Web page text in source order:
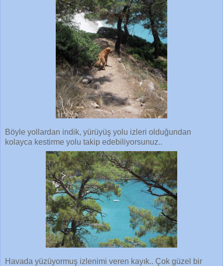
Böyle yollardan indik, yürüyüş yolu izleri olduğundan
kolayca kestirme yolu takip edebiliyorsunuz..
Havada yüzüyormuş izlenimi veren kayık.. Çok güzel bir